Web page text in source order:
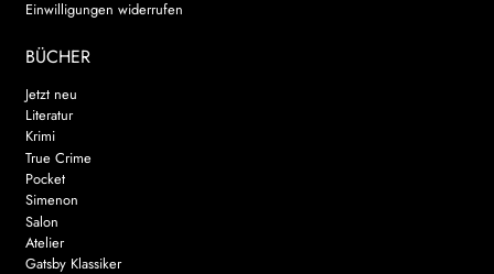
Einwilligungen widerrufen
BÜCHER
Jetzt neu
Literatur
Krimi
True Crime
Pocket
Simenon
Salon
Atelier
Gatsby Klassiker